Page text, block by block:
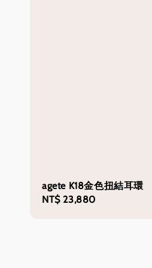
agete K18金色扭結耳環
Regular
NT$ 23,880